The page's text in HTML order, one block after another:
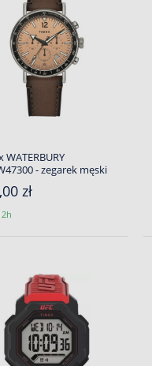
WATERBURY
- zegarek męski
zł